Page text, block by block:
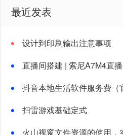
最近发表
设计到印刷输出注意事项
直播间搭建 | 索尼A7M4直播
抖音本地生活软件服务费（
扫雷游戏基础定式
火山视窗文件资源的使用，